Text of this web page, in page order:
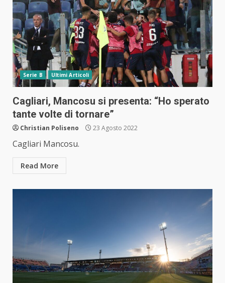
Serie B Ultimi Articoli
Cagliari, Mancosu si presenta: “Ho sperato
tante volte di tornare”
Christian Poliseno 23 Agosto 2022
Cagliari Mancosu.
Read More